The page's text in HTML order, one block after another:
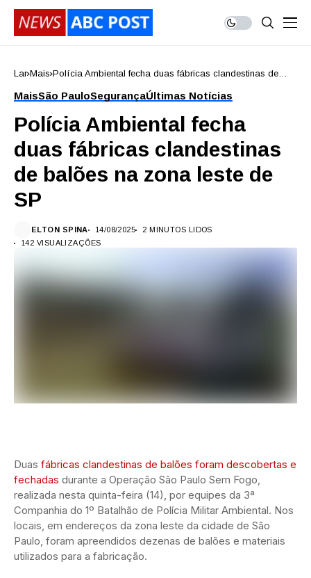
Lar Mais Polícia Ambiental fecha duas fábricas clandestinas de
MaisSão PauloSegurançaÚltimas Notícias
Polícia Ambiental fecha
duas fábricas clandestinas
de balões na zona leste de
SP
ELTON SPINA 14/08/2025
2 MINUTOS LIDOS
142 VISUALIZAÇÕES
Duas fábricas clandestinas de balões foram descobertas e
fechadas durante a Operação São Paulo Sem Fogo,
realizada nesta quinta-feira (14), por equipes da 3ª
Companhia do 1º Batalhão de Polícia Militar Ambiental. Nos
locais, em endereços da zona leste da cidade de São
Paulo, foram apreendidos dezenas de balões e materiais
utilizados para a fabricação.